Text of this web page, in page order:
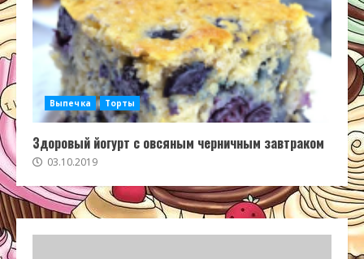
Выпечка Торты
Здоровый йогурт с овсяным черничным завтраком
03.10.2019